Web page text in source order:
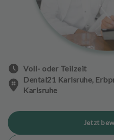
Voll- oder Teilzeit
Dental21 Karlsruhe,
Karlsruhe
Jetzt